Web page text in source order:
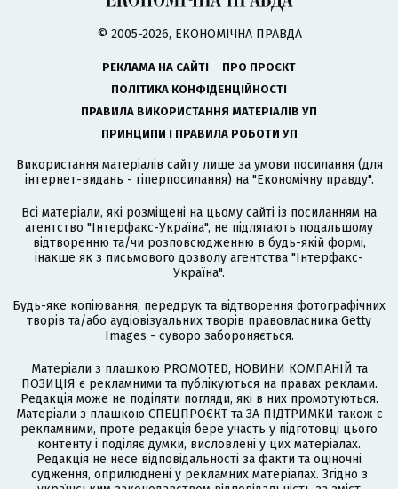
© 2005-2026, ЕКОНОМІЧНА ПРАВДА
РЕКЛАМА НА САЙТІ
ПРО ПРОЄКТ
ПОЛІТИКА КОНФІДЕНЦІЙНОСТІ
ПРАВИЛА ВИКОРИСТАННЯ МАТЕРІАЛІВ УП
ПРИНЦИПИ І ПРАВИЛА РОБОТИ УП
Використання матеріалів сайту лише за умови посилання (для
інтернет-видань - гіперпосилання) на "Економічну правду".
Всі матеріали, які розміщені на цьому сайті із посиланням на
агентство "Інтерфакс-Україна", не підлягають подальшому
відтворенню та/чи розповсюдженню в будь-якій формі,
інакше як з письмового дозволу агентства "Інтерфакс-
Україна".
Будь-яке копіювання, передрук та відтворення фотографічних
творів та/або аудіовізуальних творів правовласника Getty
Images - суворо забороняється.
Матеріали з плашкою PROMOTED, НОВИНИ КОМПАНІЙ та
ПОЗИЦІЯ є рекламними та публікуються на правах реклами.
Редакція може не поділяти погляди, які в них промотуються.
Матеріали з плашкою СПЕЦПРОЄКТ та ЗА ПІДТРИМКИ також є
рекламними, проте редакція бере участь у підготовці цього
контенту і поділяє думки, висловлені у цих матеріалах.
Редакція не несе відповідальності за факти та оціночні
судження, оприлюднені у рекламних матеріалах. Згідно з